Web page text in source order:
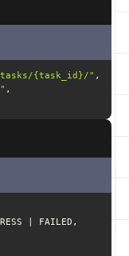
{task_id}/"